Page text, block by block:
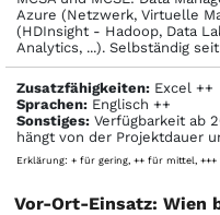
Azure (Netzwerk, Virtuelle
(HDInsight - Hadoop, Data
Analytics, ...). Selbständig seit
Zusatzfähigkeiten: Excel ++
Sprachen: Englisch ++
Sonstiges: Verfügbarkeit ab
hängt von der Projektdauer
Erklärung: + für gering, ++ für mittel,
Vor-Ort-Einsatz: Wien